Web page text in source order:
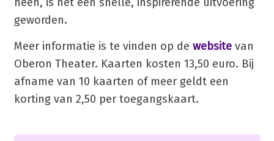
geworden.
Meer informatie is te vinden op de websitevan
Oberon Theater. Kaarten kosten 13,50 euro. Bij
afname van 10 kaarten of meer geldt een
korting van 2,50 per toegangskaart.